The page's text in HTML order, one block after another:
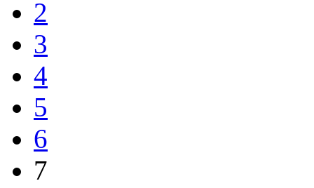
2
3
4
5
6
7